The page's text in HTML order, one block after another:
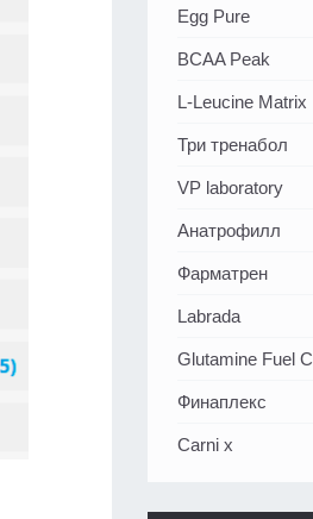
Egg Pure
BCAA Peak
L-Leucine Matrix
Три тренабол
VP laboratory
Анатрофилл
Фарматрен
Labrada
Glutamine Fuel
Финаплекс
Carni x